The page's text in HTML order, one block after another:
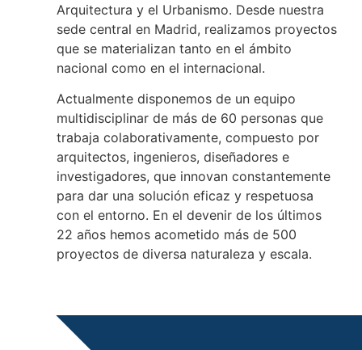
Arquitectura y el Urbanismo. Desde nuestra
sede central en Madrid, realizamos proyectos
que se materializan tanto en el ámbito
nacional como en el internacional.
Actualmente disponemos de un equipo
multidisciplinar de más de 60 personas que
trabaja colaborativamente, compuesto por
arquitectos, ingenieros, diseñadores e
investigadores, que innovan constantemente
para dar una solución eficaz y respetuosa
con el entorno. En el devenir de los últimos
22 años hemos acometido más de 500
proyectos de diversa naturaleza y escala.